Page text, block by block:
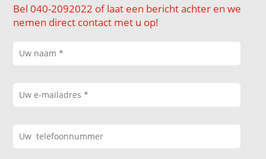
Bel 040-2092022 of laat een bericht achter en we
nemen direct contact met u op!